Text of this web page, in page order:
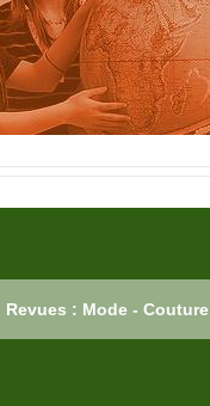
Revues : Mode - Couture